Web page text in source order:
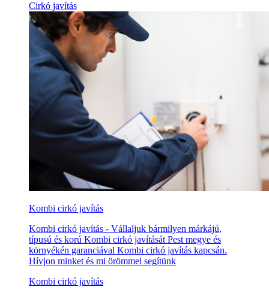
Cirkó javítás
Kombi cirkó javítás
Kombi cirkó javítás - Vállaljuk bármilyen márkájú,
típusú és korú Kombi cirkó javítását Pest megye és
környékén garanciával Kombi cirkó javítás kapcsán.
Hívjon minket és mi örömmel segítünk
Kombi cirkó javítás